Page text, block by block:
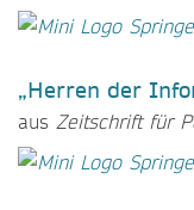
„Herren der
aus Zeitschrift für